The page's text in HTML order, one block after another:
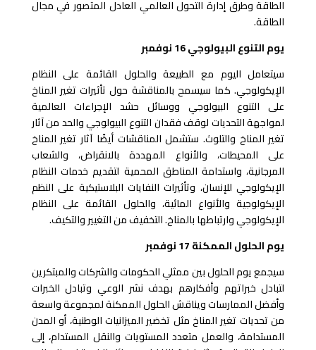
الطاقة وطرق إدارة التحول العالمي العادل المتصور في مجال
الطاقة.
يوم التنوع البيولوجي 16 نوفمبر
سيتعامل اليوم مع الطبيعة والحلول القائمة على النظام
الإيكولوجي. كما سيسمح بالمناقشة حول تأثيرات تغير المناخ
على التنوع البيولوجي ووسائل حشد الإجراءات العالمية
لمواجهة التحديات لوقف فقدان التنوع البيولوجي والحد من آثار
تغير المناخ والتلوث. ستشمل المناقشات أيضًا آثار تغير المناخ
على المحيطات، والأنواع المهددة بالانقراض، والشعاب
المرجانية، واستدامة المناطق المحمية لتقديم خدمات النظام
الإيكولوجي للإنسان، وتأثيرات النفايات البلاستيكية على النظم
الإيكولوجية والأنواع المائية، والحلول القائمة على النظام
الإيكولوجي وارتباطها بالمناخ. التخفيف من التغيير والتكيف.
يوم الحلول الممكنة 17 نوفمبر
سيجمع يوم الحلول بين ممثلي الحكومات والشركات والمبتكرين
لتبادل خبراتهم وأفكارهم بهدف نشر الوعي وتبادل الخبرات
وأفضل الممارسات ويناقش الحلول الممكنة لمجموعة واسعة
من تحديات تغير المناخ مثل تخضير الميزانيات الوطنية، أو المدن
المستدامة، والعمل متعدد المستويات والنقل المستدام، إلى